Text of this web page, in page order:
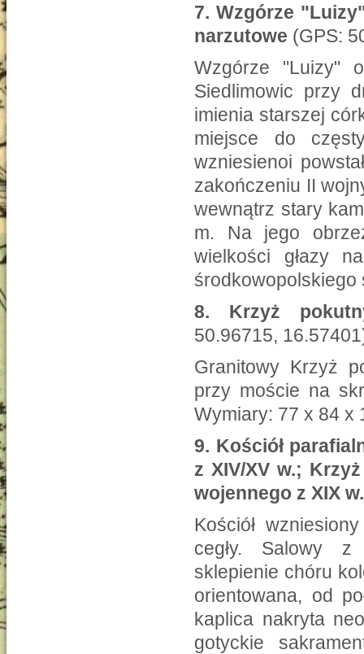
7. Wzgórze
narzutowe (GPS:
Wzgórze "Luizy"
Siedlimowic przy
imienia starszej
miejsce do
wzniesienoi
zakończeniu II
wewnątrz stary
m. Na jego
wielkości głazy
środkowopolskiego
8.
Krzyż
50.96715,
Granitowy Krzyż
przy moście na
Wymiary: 77 x 84 x
9. Kościół
z XIV/XV w.;
wojennego z XIX w.
Kościół
cegły. Salowy z
sklepienie chóru
orientowana, od
kaplica nakryta
gotyckie